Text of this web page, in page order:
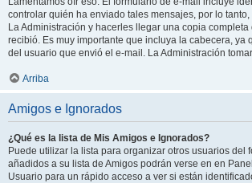
controlar quién ha enviado tales mensajes, por lo
La Administración y hacerles llegar una copia
recibió. Es muy importante que incluya la cabecera, ya
del usuario que envió el e-mail. La Administración
Arriba
Amigos e Ignorados
¿Qué es la lista de Mis Amigos e Ignorados?
Puede utilizar la lista para organizar otros usuarios del
añadidos a su lista de Amigos podrán verse en en
Usuario para un rápido acceso a ver si están